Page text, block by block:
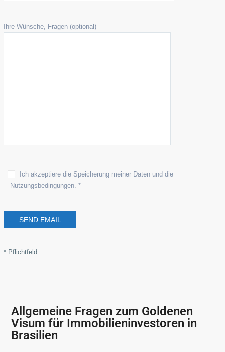
Ihre Wünsche, Fragen (optional)
Ich akzeptiere die Speicherung meiner Daten und die
Nutzungsbedingungen. *
* Pflichtfeld
Allgemeine Fragen zum Goldenen
Visum für Immobilieninvestoren in
Brasilien